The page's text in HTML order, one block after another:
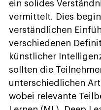
ein solides
vermittelt. Dies
verständlichen
verschiedenen
künstlicher
sollten die
unterschiedlichen
wobei relevante